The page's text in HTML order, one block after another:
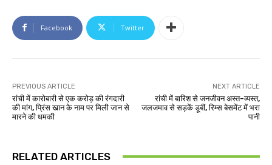
Facebook Twitter
PREVIOUS ARTICLE
रांची में कारोबारी से एक करोड़ की रंगदारी
की मांग, प्रिंस खान के नाम पर मिली जान से
मारने की धमकी
NEXT ARTICLE
रांची में बारिश से जनजीवन अस्त-व्यस्त,
जलजमाव से सड़कें डूबीं, रिम्स बेसमेंट में भरा
पानी
RELATED ARTICLES